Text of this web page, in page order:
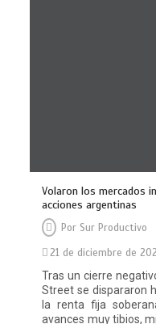
Volaron los mercados
acciones argentinas
Por Sur Productivo
21 de diciembre de
Tras un cierre
Street se dispararon
la renta fija
avances muy tibios,